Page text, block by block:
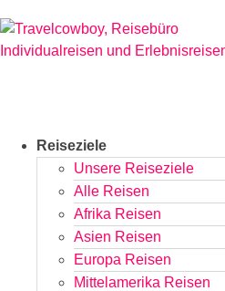
Inhalt
springen
Reiseziele
Unsere Reiseziele
Alle Reisen
Afrika Reisen
Asien Reisen
Europa Reisen
Mittelamerika Reisen